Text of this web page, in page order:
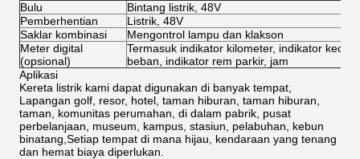
Bulu
Bintang listrik, 48V
Pemberhentian
Listrik, 48V
Saklar kombinasi
Mengontrol lampu dan klakson
Meter digital
(opsional)
Termasuk indikator kilometer, indikator
beban, indikator rem parkir, jam
Aplikasi
Kereta listrik kami dapat digunakan di banyak tempat,
Lapangan golf, resor, hotel, taman hiburan, taman hiburan,
taman, komunitas perumahan, di dalam pabrik, pusat
perbelanjaan, museum, kampus, stasiun, pelabuhan, kebun
binatang,Setiap tempat di mana hijau, kendaraan yang tenang
dan hemat biaya diperlukan.